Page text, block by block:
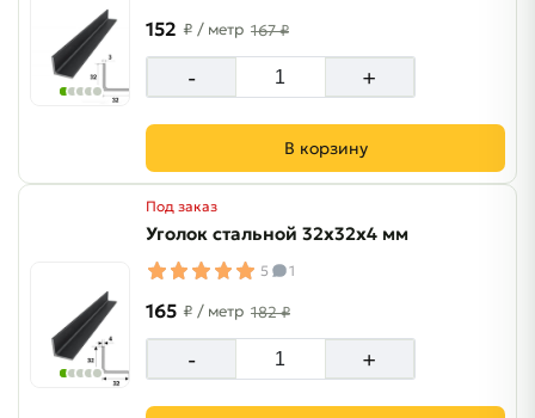
152 ₽ / метр 167 ₽
- +
В корзину
Под заказ
Уголок стальной 32х32х4 мм
5 1
165 ₽ / метр 182 ₽
- +